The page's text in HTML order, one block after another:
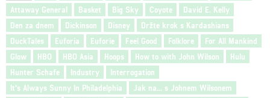
Attaway General
Basket Big Sky Coyote
David E. Kelly
Den za dnem
Dickinson Disney
Držte krok s Kardashians
DuckTales
Euforia Euforie Feel Good Folklore
For All Mankind
Glow
HBO HBO Asia Hoops How to with John Wilson
Hulu
Hunter Schafe
Industry
Interrogation
It's Always Sunny In Philadelphia
Jak na... s Johnem Wilsonem